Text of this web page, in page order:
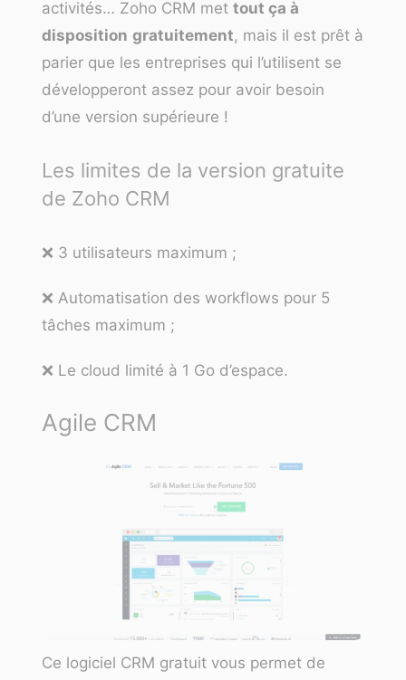
activités… Zoho CRM met tout ça à
disposition gratuitement, mais il est prêt à
parier que les entreprises qui l’utilisent se
développeront assez pour avoir besoin
d’une version supérieure !
Les limites de la version gratuite
de Zoho CRM
❌ 3 utilisateurs maximum ;
❌ Automatisation des workflows pour 5
tâches maximum ;
❌ Le cloud limité à 1 Go d’espace.
Agile CRM
Ce logiciel CRM gratuit vous permet de